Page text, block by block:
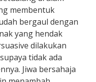
membentuk
bergaul dengan
yang hendak
dilakukan
tidak ada
Jiwa bersahaja